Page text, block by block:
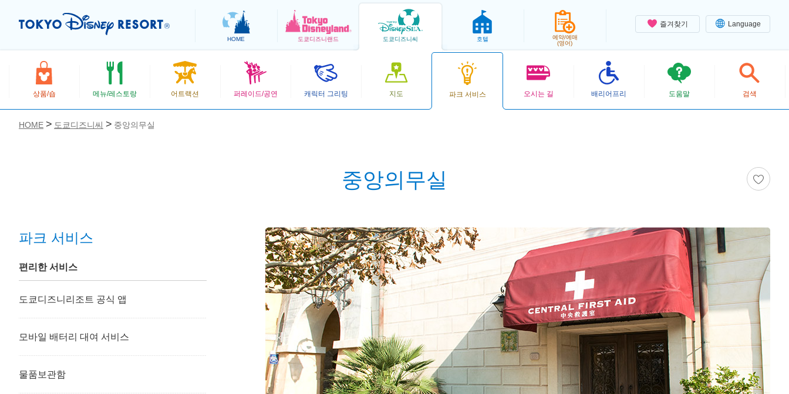
즐겨찾기 Language
HOME 도쿄디즈니랜드 도쿄디즈니씨 호텔
예약/예매
(영어)
상품/숍 메뉴/레스토랑 어트랙션 퍼레이드/공연 캐릭터 그리팅 지도 파크 서비스 오시는 길 배리어프리 도움말 검색
HOME 도쿄디즈니씨 중앙의무실
중앙의무실
파크 서비스
편리한 서비스
도쿄디즈니리조트 공식 앱
모바일 배터리 대여 서비스
물품보관함